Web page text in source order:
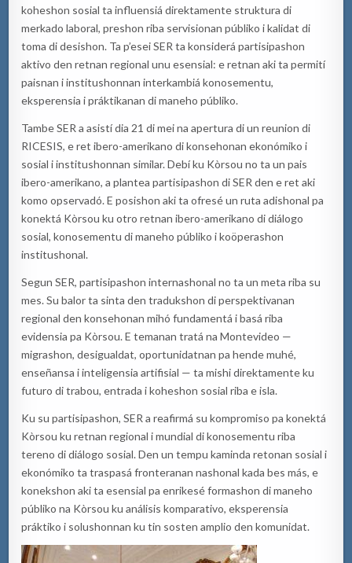
koheshon sosial ta influensiá direktamente struktura di
merkado laboral, preshon riba servisionan públiko i kalidat di
toma di desishon. Ta p’esei SER ta konsiderá partisipashon
aktivo den retnan regional unu esensial: e retnan aki ta permití
paisnan i institushonnan interkambiá konosementu,
eksperensia i práktikanan di maneho públiko.
Tambe SER a asistí dia 21 di mei na apertura di un reunion di
RICESIS, e ret ibero-amerikano di konsehonan ekonómiko i
sosial i institushonnan similar. Debí ku Kòrsou no ta un pais
ibero-amerikano, a plantea partisipashon di SER den e ret aki
komo opservadó. E posishon aki ta ofresé un ruta adishonal pa
konektá Kòrsou ku otro retnan ibero-amerikano di diálogo
sosial, konosementu di maneho públiko i koöperashon
institushonal.
Segun SER, partisipashon internashonal no ta un meta riba su
mes. Su balor ta sinta den tradukshon di perspektivanan
regional den konsehonan mihó fundamentá i basá riba
evidensia pa Kòrsou. E temanan tratá na Montevideo —
migrashon, desigualdat, oportunidatnan pa hende muhé,
enseñansa i inteligensia artifisial — ta mishi direktamente ku
futuro di trabou, entrada i koheshon sosial riba e isla.
Ku su partisipashon, SER a reafirmá su kompromiso pa konektá
Kòrsou ku retnan regional i mundial di konosementu riba
tereno di diálogo sosial. Den un tempu kaminda retonan sosial i
ekonómiko ta traspasá fronteranan nashonal kada bes más, e
konekshon aki ta esensial pa enrikesé formashon di maneho
públiko na Kòrsou ku análisis komparativo, eksperensia
práktiko i solushonnan ku tin sosten amplio den komunidat.